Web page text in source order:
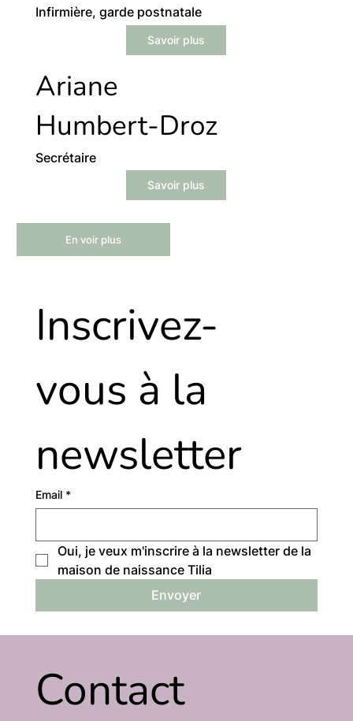
Infirmière, garde postnatale
Savoir plus
Ariane
Humbert-Droz
Secrétaire
Savoir plus
En voir plus
Inscrivez-
vous à la
newsletter
Email *
Oui, je veux m'inscrire à la newsletter de la
maison de naissance Tilia
Envoyer
Contact